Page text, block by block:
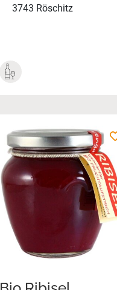
3743 Röschitz